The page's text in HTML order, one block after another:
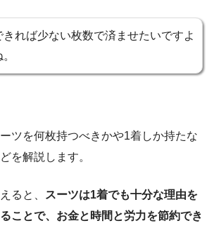
きれば少ない枚数で済ませたいですよ
ツを何枚持つべきかや1着しか持たな
を解説します。
ると、
スーツは1着でも十分な理由を
ことで、お金と時間と労力を節約でき